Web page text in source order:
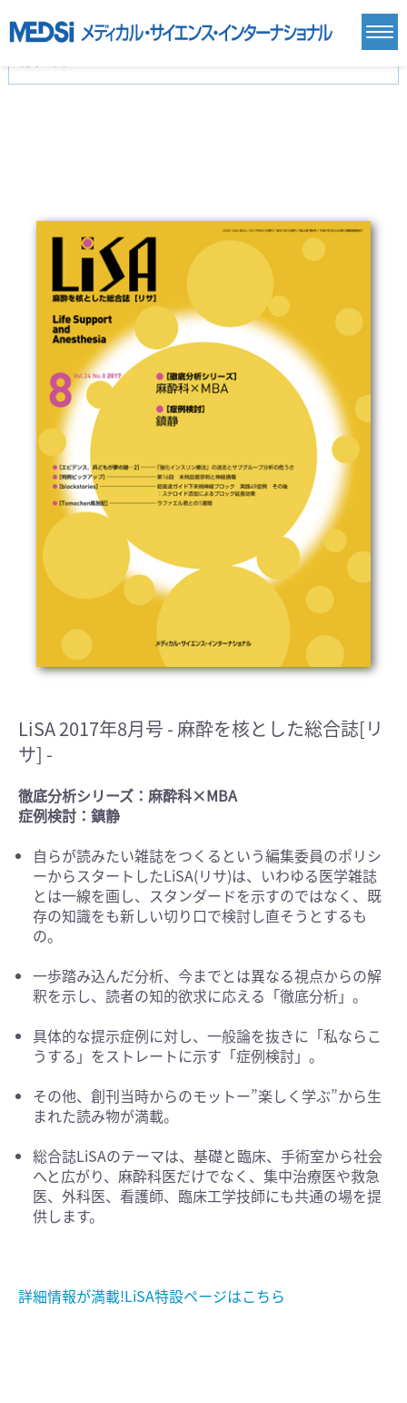
基礎医学(93)
基礎医学関連科学(80)
自然科学(25)
看護学(21)
医療技術(16)
歯科学(3)
保健・体育(1)
医学一般(91)
LiSA 2017年8月号 - 麻酔を核とした総合誌[リ
サ] -
徹底分析シリーズ：麻酔科×MBA
症例検討：鎮静
自らが読みたい雑誌をつくるという編集委員のポリシ
ーからスタートしたLiSA(リサ)は、いわゆる医学雑誌
とは一線を画し、スタンダードを示すのではなく、既
存の知識をも新しい切り口で検討し直そうとするも
の。
一歩踏み込んだ分析、今までとは異なる視点からの解
釈を示し、読者の知的欲求に応える「徹底分析」。
具体的な提示症例に対し、一般論を抜きに「私ならこ
うする」をストレートに示す「症例検討」。
その他、創刊当時からのモットー”楽しく学ぶ”から生
まれた読み物が満載。
総合誌LiSAのテーマは、基礎と臨床、手術室から社会
へと広がり、麻酔科医だけでなく、集中治療医や救急
医、外科医、看護師、臨床工学技師にも共通の場を提
供します。
詳細情報が満載!LiSA特設ページはこちら